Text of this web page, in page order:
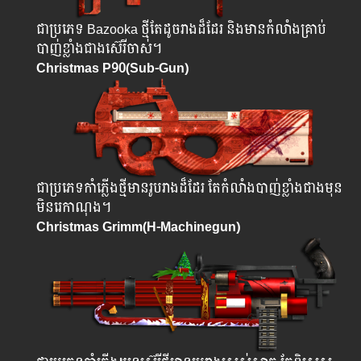
ជាប្រភេទ Bazooka ថ្មីតែដូចរាងដ៏ដែរ និងមានកំលាំងគ្រាប់
បាញ់ខ្លាំងជាងស៊េរីចាស់។
Christmas P90(Sub-Gun)
ជាប្រភេទកាំភ្លើងថ្មីមានរូបរាងដ៏ដែរ តែកំលាំងបាញ់ខ្លាំងជាងមុន
មិនរេកាណុង។
Christmas Grimm(H-Machinegun)